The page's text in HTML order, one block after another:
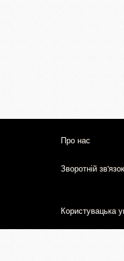
Про нас
Зворотній зв'язок
Користувацька